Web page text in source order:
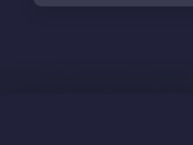
Professzionális